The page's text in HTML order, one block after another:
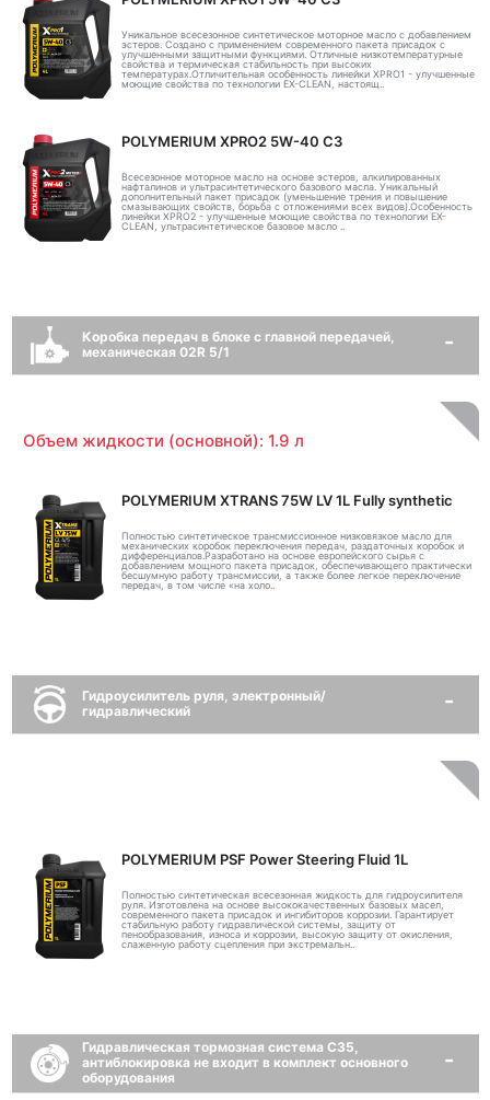
Уникальное всесезонное синтетическое моторное масло с добавлением
эстеров. Создано с применением современного пакета присадок с
улучшенными защитными функциями. Отличные низкотемпературные
свойства и термическая стабильность при высоких
температурах.Отличительная особенность линейки XPRO1 - улучшенные
моющие свойства по технологии EX-CLEAN, настоящ..
POLYMERIUM XPRO2 5W-40 C3
Всесезонное моторное масло на основе эстеров, алкилированных
нафталинов и ультрасинтетического базового масла. Уникальный
дополнительный пакет присадок (уменьшение трения и повышение
смазывающих свойств, борьба с отложениями всех видов).Особенность
линейки XPRO2 - улучшенные моющие свойства по технологии EX-
CLEAN, ультрасинтетическое базовое масло ..
Коробка передач в блоке с главной передачей,
механическая 02R 5/1
Объем жидкости (основной): 1.9 л
POLYMERIUM XTRANS 75W LV 1L Fully synthetic
Полностью синтетическое трансмиссионное низковязкое масло для
механических коробок переключения передач, раздаточных коробок и
дифференциалов.Разработано на основе европейского сырья с
добавлением мощного пакета присадок, обеспечивающего практически
бесшумную работу трансмиссии, а также более легкое переключение
передач, в том числе «на холо..
Гидроусилитель руля, электронный/
гидравлический
POLYMERIUM PSF Power Steering Fluid 1L
Полностью синтетическая всесезонная жидкость для гидроусилителя
руля. Изготовлена на основе высококачественных базовых масел,
современного пакета присадок и ингибиторов коррозии. Гарантирует
стабильную работу гидравлической системы, защиту от
пенообразования, износа и коррозии, высокую защиту от окисления,
слаженную работу сцепления при экстремальн..
Гидравлическая тормозная система C35,
антиблокировка не входит в комплект основного
оборудования